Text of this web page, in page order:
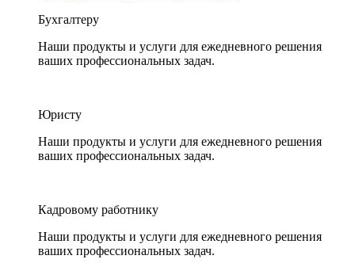
Бухгалтеру
Наши продукты и услуги для ежедневного решения
ваших профессиональных задач.
Юристу
Наши продукты и услуги для ежедневного решения
ваших профессиональных задач.
Кадровому работнику
Наши продукты и услуги для ежедневного решения
ваших профессиональных задач.